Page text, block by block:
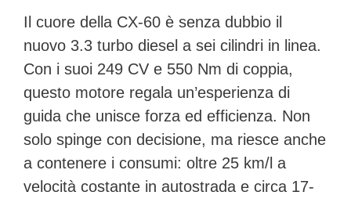
Il cuore della CX-60 è senza dubbio il
nuovo 3.3 turbo diesel a sei cilindri in linea.
Con i suoi 249 CV e 550 Nm di coppia,
questo motore regala un’esperienza di
guida che unisce forza ed efficienza. Non
solo spinge con decisione, ma riesce anche
a contenere i consumi: oltre 25 km/l a
velocità costante in autostrada e circa 17-